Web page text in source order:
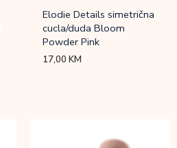
Elodie Details simetrična
cucla/duda Bloom
Powder Pink
17,00KM